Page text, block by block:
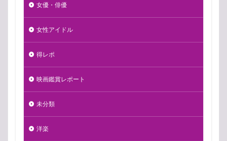
女優・俳優
女性アイドル
得レポ
映画鑑賞レポート
未分類
洋楽